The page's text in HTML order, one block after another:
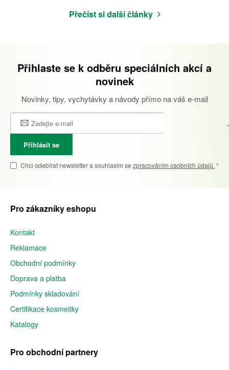
Přečíst si další články
Přihlaste se k odběru speciálních akcí a
novinek
Novinky, tipy, vychytávky a návody přímo na váš e-mail
Přihlásit se
Chci odebírat newsletter a souhlasím se zpracováním osobních údajů. *
Pro zákazníky eshopu
Kontakt
Reklamace
Obchodní podmínky
Doprava a platba
Podmínky skladování
Certifikace kosmetiky
Katalogy
Pro obchodní partnery